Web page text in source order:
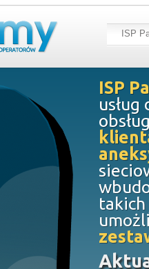
ISP
ISP